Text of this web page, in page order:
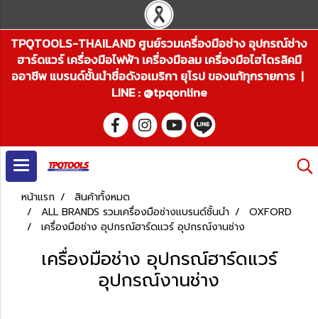
TPQTOOLS-THAILAND ศูนย์รวมเครื่องมือช่าง อุปกรณ์ช่าง
ฮาร์ดแวร์ เครื่องมือไฟฟ้า เครื่องมือลม เครื่องมือไฮโดรลิคมื
ออาชีพ แบรนด์ชั้นนำชื่อดังอเมริกา ยุโรป ของแท้ทุกรายการ |
LINE : @tpqonline
หน้าแรก
สินค้าทั้งหมด
ALL BRANDS รวมเครื่องมือช่างแบรนด์ชั้นนำ
OXFORD
เครื่องมือช่าง อุปกรณ์ฮาร์ดแวร์ อุปกรณ์งานช่าง
เครื่องมือช่าง อุปกรณ์ฮาร์ดแวร์
อุปกรณ์งานช่าง